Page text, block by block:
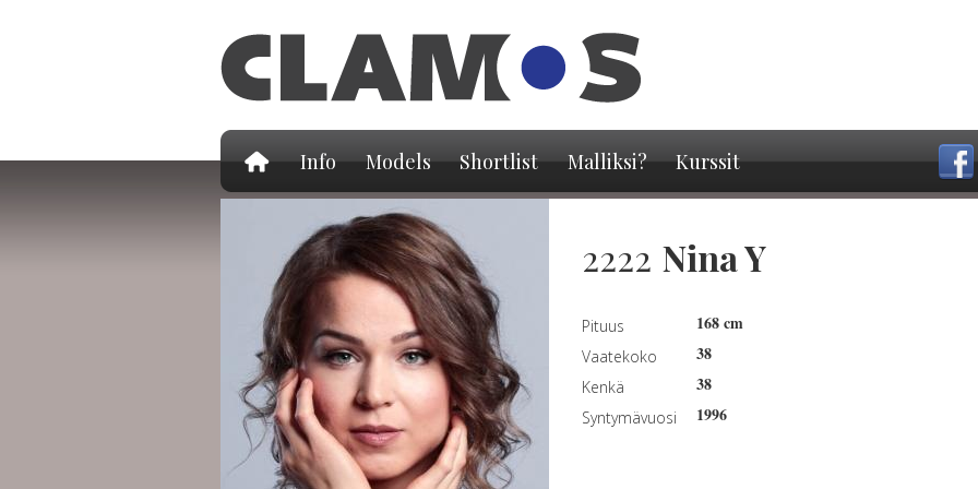
Info Models Shortlist Malliksi? Kurssit
2222 Nina Y
Pituus 168 cm
Vaatekoko 38
Kenkä 38
Syntymävuosi 1996